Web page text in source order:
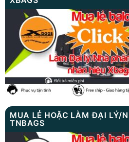
MUA LẺ HOẶC LÀM ĐẠI LÝ/
TNBAGS